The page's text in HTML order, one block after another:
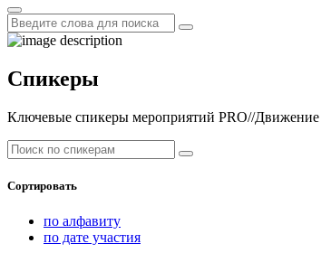
Спикеры
Ключевые спикеры мероприятий PRO//Движение
Сортировать
по алфавиту
по дате участия